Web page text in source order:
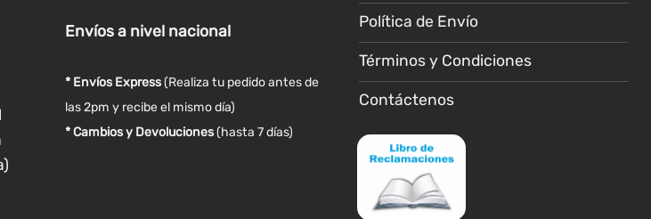
página
producto
producto
Envíosa nivel nacional
* Envíos Express(Realiza tu pedido antes de
las 2pm y recibe el mismo día)
* Cambios y Devoluciones (hasta 7 días)
Política de Envío
Términos y Condiciones
Contáctenos